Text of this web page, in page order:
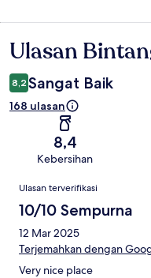
Ulasan
Ulasan
8,2 Sangat Baik
168 ulasan
8,4
Kebersihan
Ulasan
Ulasan terverifikasi
10/10 Sempurna
12 Mar 2025
Terjemahkan dengan
Very nice place